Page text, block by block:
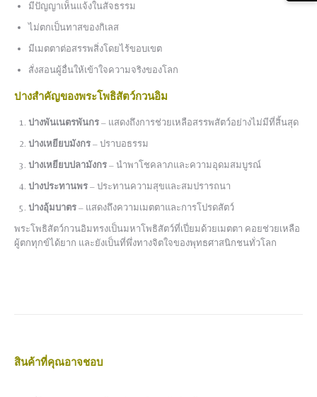
มีปัญญาเห็นแจ้งในสัจธรรม
ไม่ตกเป็นทาสของกิเลส
มีเมตตาต่อสรรพสิ่งโดยไร้ขอบเขต
สั่งสอนผู้อื่นให้เข้าใจความจริงของโลก
ปางสำคัญของพระโพธิสัตว์กวนอิม
ปางพันเนตรพันกร – แสดงถึงการช่วยเหลือสรรพสัตว์อย่างไม่มีที่สิ้นสุด
ปางเหยียบมังกร – ปราบอธรรม
ปางเหยียบปลามังกร – นำพาโชคลาภและความอุดมสมบูรณ์
ปางประทานพร – ประทานความสุขและสมปรารถนา
ปางอุ้มบาตร – แสดงถึงความเมตตาและการโปรดสัตว์
พระโพธิสัตว์กวนอิมทรงเป็นมหาโพธิสัตว์ที่เปี่ยมด้วยเมตตา คอยช่วยเหลือ
ผู้ตกทุกข์ได้ยาก และยังเป็นที่พึ่งทางจิตใจของพุทธศาสนิกชนทั่วโลก
สินค้าที่คุณอาจชอบ